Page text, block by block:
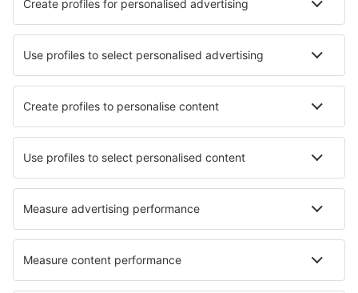
Nejlepší ubytování - města
Ubytování in Aranya Prathet Ubytování in Proville
Ubytování in Onis Ubytování in Tycherón
Ubytování in Weobley Ubytování in Weyarn
Ubytování in Kormend Ubytování in Crowborough
Nejlepší ubytování - regiony
Ubytování při Gardském jezeře